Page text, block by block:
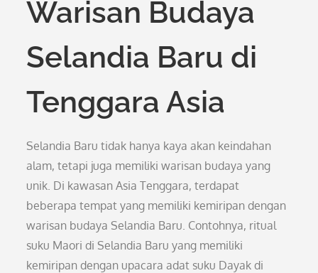
Warisan Budaya
Selandia Baru di
Tenggara Asia
Selandia Baru tidak hanya kaya akan keindahan
alam, tetapi juga memiliki warisan budaya yang
unik. Di kawasan Asia Tenggara, terdapat
beberapa tempat yang memiliki kemiripan dengan
warisan budaya Selandia Baru. Contohnya, ritual
suku Maori di Selandia Baru yang memiliki
kemiripan dengan upacara adat suku Dayak di